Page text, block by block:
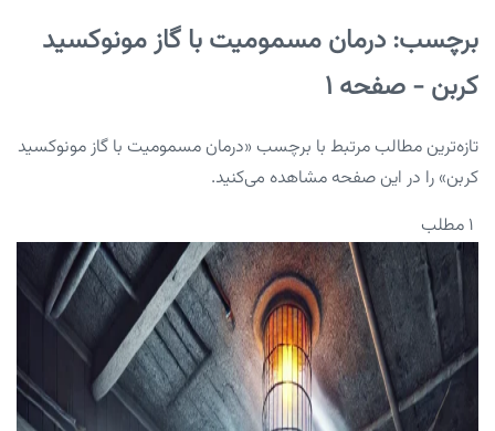
برچسب: درمان مسمومیت با گاز مونوکسید
کربن - صفحه 1
تازه‌ترین مطالب مرتبط با برچسب «درمان مسمومیت با گاز مونوکسید
کربن» را در این صفحه مشاهده می‌کنید.
۱ مطلب